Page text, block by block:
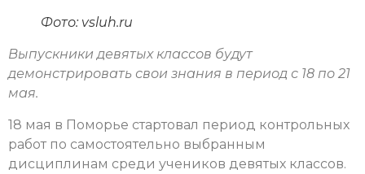
Фото: vsluh.ru
Выпускники девятых классов будут
демонстрировать свои знания в период с 18 по 21
мая.
18 мая в Поморье стартовал период контрольных
работ по самостоятельно выбранным
дисциплинам среди учеников девятых классов.